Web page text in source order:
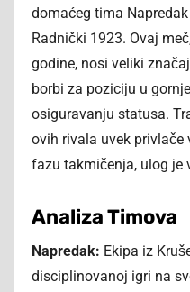
domaćeg tima
Radnički 1923. Ovaj
godine, nosi veliki
borbi za poziciju u
osiguravanju statusa.
ovih rivala uvek privlače
fazu takmičenja, ulog je
Analiza Timova
Napredak: Ekipa iz
disciplinovanoj igri na